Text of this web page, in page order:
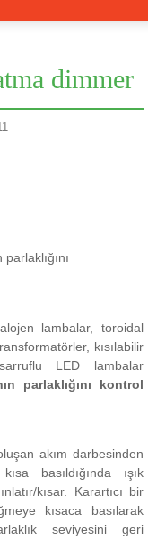
dimmer
lambalar, toroidal
kısılabilir
LED lambalar
parlaklığını kontrol
akım darbesinden
basıldığında ışık
kısar. Karartıcı bir
kısaca basılarak
seviyesini geri